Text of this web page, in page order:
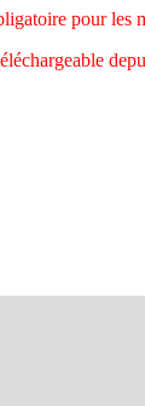
pour les